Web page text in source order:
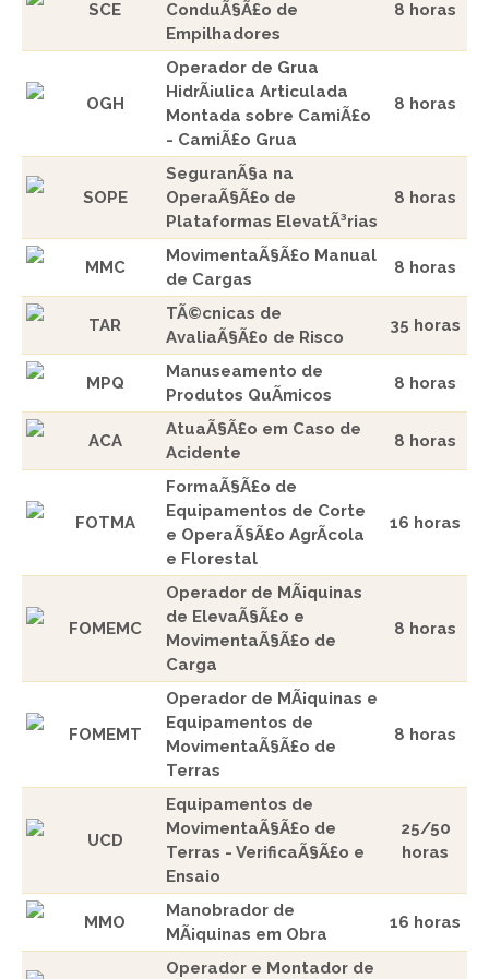
SCE
ConduÃ§Ã£o de
Empilhadores
8 horas
OGH
Operador de Grua
HidrÃ¡ulica Articulada
Montada sobre CamiÃ£o
- CamiÃ£o Grua
8 horas
SOPE
SeguranÃ§a na
OperaÃ§Ã£o de
Plataformas ElevatÃ³rias
8 horas
MMC
MovimentaÃ§Ã£o Manual
de Cargas
8 horas
TAR
TÃ©cnicas de
AvaliaÃ§Ã£o de Risco
35 horas
MPQ
Manuseamento de
Produtos QuÃ­micos
8 horas
ACA
AtuaÃ§Ã£o em Caso de
Acidente
8 horas
FOTMA
FormaÃ§Ã£o de
Equipamentos de Corte
e OperaÃ§Ã£o AgrÃ­cola
e Florestal
16 horas
FOMEMC
Operador de MÃ¡quinas
de ElevaÃ§Ã£o e
MovimentaÃ§Ã£o de
Carga
8 horas
FOMEMT
Operador de MÃ¡quinas e
Equipamentos de
MovimentaÃ§Ã£o de
Terras
8 horas
UCD
Equipamentos de
MovimentaÃ§Ã£o de
Terras - VerificaÃ§Ã£o e
Ensaio
25/50
horas
MMO
Manobrador de
MÃ¡quinas em Obra
16 horas
Operador e Montador de